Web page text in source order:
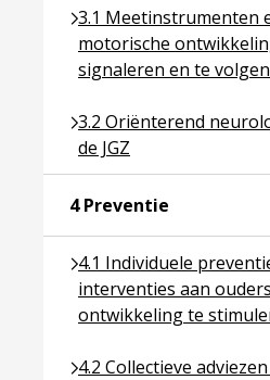
3.1 Meetinstrumenten
motorische
signaleren en te
Ga naar pagina over
3.2 Oriënterend
de JGZ
Ga naar pagina over
4 Preventie Ga naar
4.1 Individuele
interventies aan
ontwikkeling te
Ga naar pagina over
4.2 Collectieve
Ga naar pagina over